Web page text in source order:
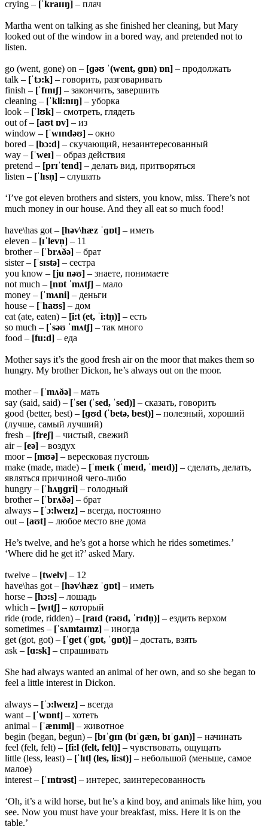
crying – [ˈkraɪɪŋ] – плач
Martha went on talking as she finished her cleaning, but Mary
looked out of the window in a bored way, and pretended not to
listen.
go (went, gone) on – [ɡəʊ ˈ(went, ɡɒn) ɒn] – продолжать
talk – [ˈtɔ:k] – говорить, разговаривать
finish – [ˈfɪnɪʃ] – закончить, завершить
cleaning – [ˈkli:nɪŋ] – уборка
look – [ˈlʊk] – смотреть, глядеть
out of – [aʊt ɒv] – из
window – [ˈwɪndəʊ] – окно
bored – [bɔ:d] – скучающий, незаинтересованный
way – [ˈweɪ] – образ действия
pretend – [prɪˈtend] – делать вид, притворяться
listen – [ˈlɪsn̩] – слушать
‘I’ve got eleven brothers and sisters, you know, miss. There’s not
much money in our house. And they all eat so much food!
have\has got – [həv\hæz ˈɡɒt] – иметь
eleven – [ɪˈlevn̩] – 11
brother – [ˈbrʌðə] – брат
sister – [ˈsɪstə] – сестра
you know – [ju nəʊ] – знаете, понимаете
not much – [nɒt ˈmʌtʃ] – мало
money – [ˈmʌni] – деньги
house – [ˈhaʊs] – дом
eat (ate, eaten) – [i:t (et, ˈi:tn̩)] – есть
so much – [ˈsəʊ ˈmʌtʃ] – так много
food – [fu:d] – еда
Mother says it’s the good fresh air on the moor that makes them so
hungry. My brother Dickon, he’s always out on the moor.
mother – [ˈmʌðə] – мать
say (said, said) – [ˈseɪ (ˈsed, ˈsed)] – сказать, говорить
good (better, best) – [ɡʊd (ˈbetə, best)] – полезный, хороший
(лучше, самый лучший)
fresh – [freʃ] – чистый, свежий
air – [eə] – воздух
moor – [mʊə] – вересковая пустошь
make (made, made) – [ˈmeɪk (ˈmeɪd, ˈmeɪd)] – сделать, делать,
являться причиной чего-либо
hungry – [ˈhʌŋɡri] – голодный
brother – [ˈbrʌðə] – брат
always – [ˈɔ:lweɪz] – всегда, постоянно
out – [aʊt] – любое место вне дома
He’s twelve, and he’s got a horse which he rides sometimes.’
‘Where did he get it?’ asked Mary.
twelve – [twelv] – 12
have\has got – [həv\hæz ˈɡɒt] – иметь
horse – [hɔ:s] – лошадь
which – [wɪtʃ] – который
ride (rode, ridden) – [raɪd (rəʊd, ˈrɪdn̩)] – ездить верхом
sometimes – [ˈsʌmtaɪmz] – иногда
get (got, got) – [ˈɡet (ˈɡɒt, ˈɡɒt)] – достать, взять
ask – [ɑ:sk] – спрашивать
She had always wanted an animal of her own, and so she began to
feel a little interest in Dickon.
always – [ˈɔ:lweɪz] – всегда
want – [ˈwɒnt] – хотеть
animal – [ˈænɪml̩] – животное
begin (began, begun) – [bɪˈɡɪn (bɪˈɡæn, bɪˈɡʌn)] – начинать
feel (felt, felt) – [fi:l (felt, felt)] – чувствовать, ощущать
little (less, least) – [ˈlɪtl̩ (les, li:st)] – небольшой (меньше, самое
малое)
interest – [ˈɪntrəst] – интерес, заинтересованность
‘Oh, it’s a wild horse, but he’s a kind boy, and animals like him, you
see. Now you must have your breakfast, miss. Here it is on the
table.’